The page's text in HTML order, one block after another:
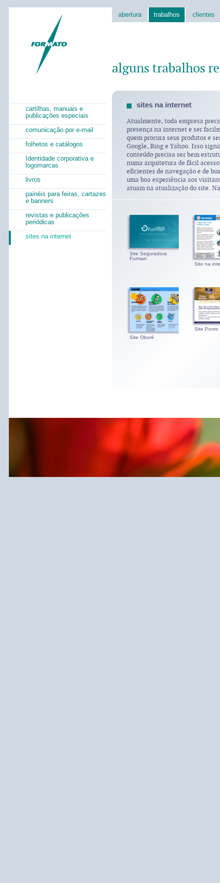
abertura trabalhos clientes
cartilhas, manuais e
publicações especiais
comunicação por e-mail
folhetos e catálogos
Identidade corporativa e
logomarcas
livros
painéis para feiras, cartazes
e banners
revistas e publicações
periódicas
sites na internet
alguns trabalhos
sites na internet
Atualmente, toda empresa
presença na internet e ser
quem procura seus produtos e
Google, Bing e Yahoo. Isso
conteúdo precisa ser bem
numa arquitetura de fácil
eficientes de navegação e de busca. É preciso
uma boa experiência aos
atuam na atualização do site.
códigos html e css, trabalhamos
recomendações de organizações
W3C. Utilizamos o framework
ações em Javascript, e fazemos uso
para alguns banners ou
programação das ações no lado
PHP acessando banco de dados MySQL.
sempre nos manter atualizados
Site Seguradora
Furman
Site na
Site Oboré
Site Ponto